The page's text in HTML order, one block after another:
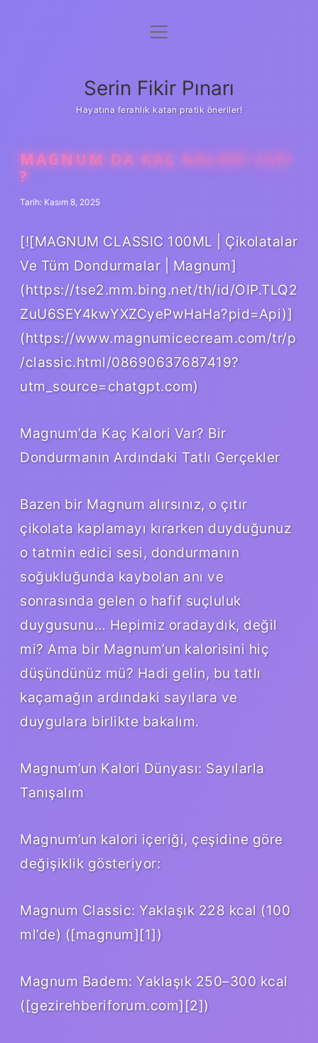
Gizlilik Politikası
Yasal Uyarı
menüyü
Serin Fikir Pınarı
Hayatına ferahlık katan pratik öneriler!
MAGNUM DA KAÇ KALORI VAR
?
Tarih: Kasım 8, 2025
[![MAGNUM CLASSIC 100ML | Çikolatalar
Ve Tüm Dondurmalar | Magnum]
(https://tse2.mm.bing.net/th/id/OIP.TLQ2
ZuU6SEY4kwYXZCyePwHaHa?pid=Api)]
(https://www.magnumicecream.com/tr/p
/classic.html/08690637687419?
utm_source=chatgpt.com)
Magnum’da Kaç Kalori Var? Bir
Dondurmanın Ardındaki Tatlı Gerçekler
Bazen bir Magnum alırsınız, o çıtır
çikolata kaplamayı kırarken duyduğunuz
o tatmin edici sesi, dondurmanın
soğukluğunda kaybolan anı ve
sonrasında gelen o hafif suçluluk
duygusunu… Hepimiz oradaydık, değil
mi? Ama bir Magnum’un kalorisini hiç
düşündünüz mü? Hadi gelin, bu tatlı
kaçamağın ardındaki sayılara ve
duygulara birlikte bakalım.
Magnum’un Kalori Dünyası: Sayılarla
Tanışalım
Magnum’un kalori içeriği, çeşidine göre
değişiklik gösteriyor:
Magnum Classic: Yaklaşık 228 kcal (100
ml’de) ([magnum][1])
Magnum Badem: Yaklaşık 250–300 kcal
([gezirehberiforum.com][2])